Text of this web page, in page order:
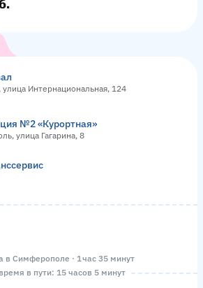
улица Интернациональная, 124
№2 «Курортная»
улица Гагарина, 8
в Симферополе · 1 час 35 минут
в пути: 15 часов 5 минут